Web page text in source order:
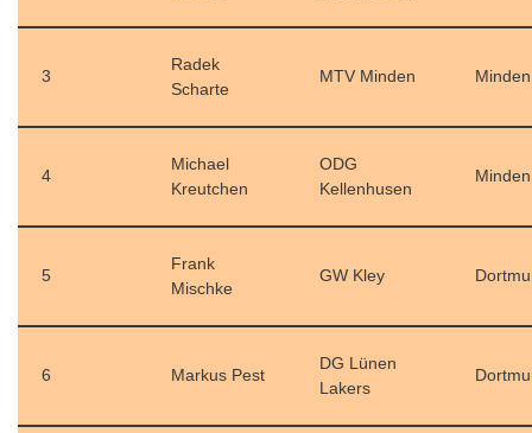
3
Radek
Scharte
MTV Minden Minden
4
Michael
Kreutchen
ODG
Kellenhusen
Minden
5
Frank
Mischke
GW Kley
6 Markus Pest
DG Lünen
Lakers